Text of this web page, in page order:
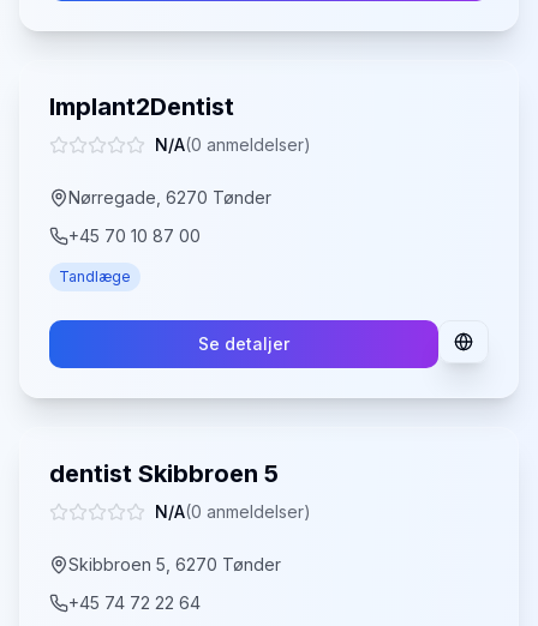
Implant2Dentist
N/A(0 anmeldelser)
Nørregade, 6270 Tønder
+45 70 10 87 00
Tandlæge
Se detaljer
dentist Skibbroen 5
N/A(0 anmeldelser)
Skibbroen 5, 6270 Tønder
+45 74 72 22 64